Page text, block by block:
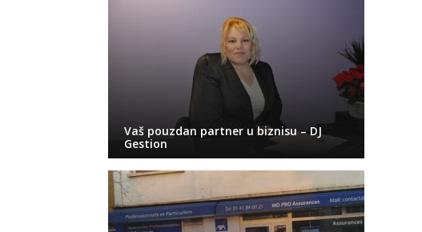
Vaš pouzdan partner u biznisu – DJ
Gestion